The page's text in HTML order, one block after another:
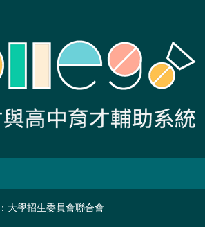
大學招生委員會聯合會